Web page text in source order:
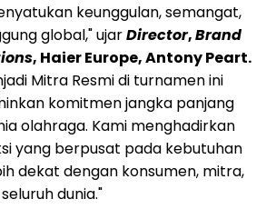
keunggulan, semangat,
global," ujarDirector,Brand
, Haier Europe, Antony Peart.
Mitra Resmi di turnamen ini
komitmen jangka panjang
olahraga. Kami menghadirkan
yang berpusat pada kebutuhan
dekat dengan konsumen, mitra,
dunia."